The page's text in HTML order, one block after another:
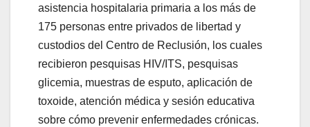
asistencia hospitalaria primaria a los más de
175 personas entre privados de libertad y
custodios del Centro de Reclusión, los cuales
recibieron pesquisas HIV/ITS, pesquisas
glicemia, muestras de esputo, aplicación de
toxoide, atención médica y sesión educativa
sobre cómo prevenir enfermedades crónicas.